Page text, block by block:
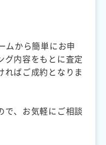
ムから簡単にお申
グ内容をもとに査定
ればご成約となりま
で、お気軽にご相談